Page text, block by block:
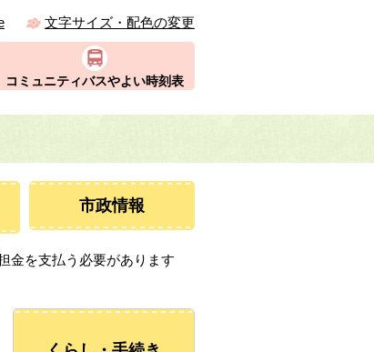
文字サイズ・配色の変更
コミュニティバスやよい時刻表
市政情報
金を支払う必要があります